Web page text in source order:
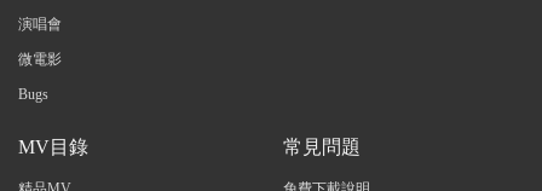
演唱會
微電影
Bugs
MV目錄 常見問題